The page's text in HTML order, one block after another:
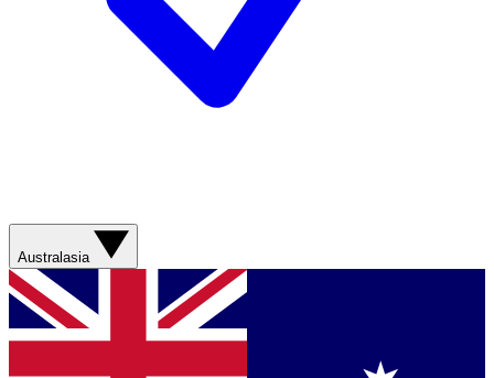
Australasia